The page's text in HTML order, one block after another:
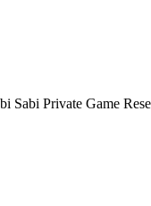
Sabi Private Game